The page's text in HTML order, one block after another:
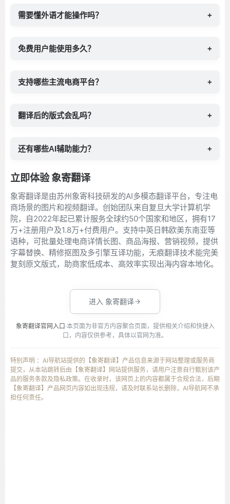
需要懂外语才能操作吗？ +
免费用户能使用多久？ +
支持哪些主流电商平台？ +
翻译后的版式会乱吗？ +
还有哪些AI辅助能力？ +
立即体验 象寄翻译
象寄翻译是由苏州象寄科技研发的AI多模态翻译平台，专注电
商场景的图片和视频翻译。创始团队来自复旦大学计算机学
院，自2022年起已累计服务全球约50个国家和地区，拥有17
万+注册用户及1.8万+付费用户。支持中英日韩欧美东南亚等
语种，可批量处理电商详情长图、商品海报、营销视频，提供
字幕替换、精修抠图及多引擎互译功能，无痕翻译技术能完美
复刻原文版式，助商家低成本、高效率实现出海内容本地化。
进入 象寄翻译
象寄翻译官网入口 ·本页面为非官方内容聚合页面，提供相关介绍和快捷入
口，内容仅供参考，具体以官网为准。
特别声明 ：AI导航站提供的【象寄翻译】产品信息来源于网站整理或服务商
提交，从本站跳转后由【象寄翻译】网站提供服务，请用户注意自行甄别该产
品的服务条款及隐私政策。在收录时，该网页上的内容都属于合规合法，后期
【象寄翻译】产品网页内容如出现违规，请及时联系站长删除，AI导航网不承
担任何责任。